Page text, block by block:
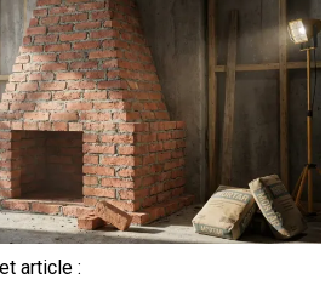
article :